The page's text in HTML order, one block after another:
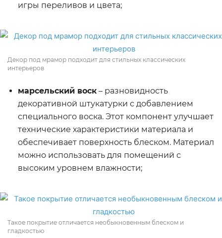
игры переливов и цвета;
Декор под мрамор подходит для стильных классических
интерьеров
марсельский воск – разновидность
декоративной штукатурки с добавлением
специального воска. Этот компонент улучшает
технические характеристики материала и
обеспечивает поверхность блеском. Материал
можно использовать для помещений с
высоким уровнем влажности;
Такое покрытие отличается необыкновенным блеском и
гладкостью